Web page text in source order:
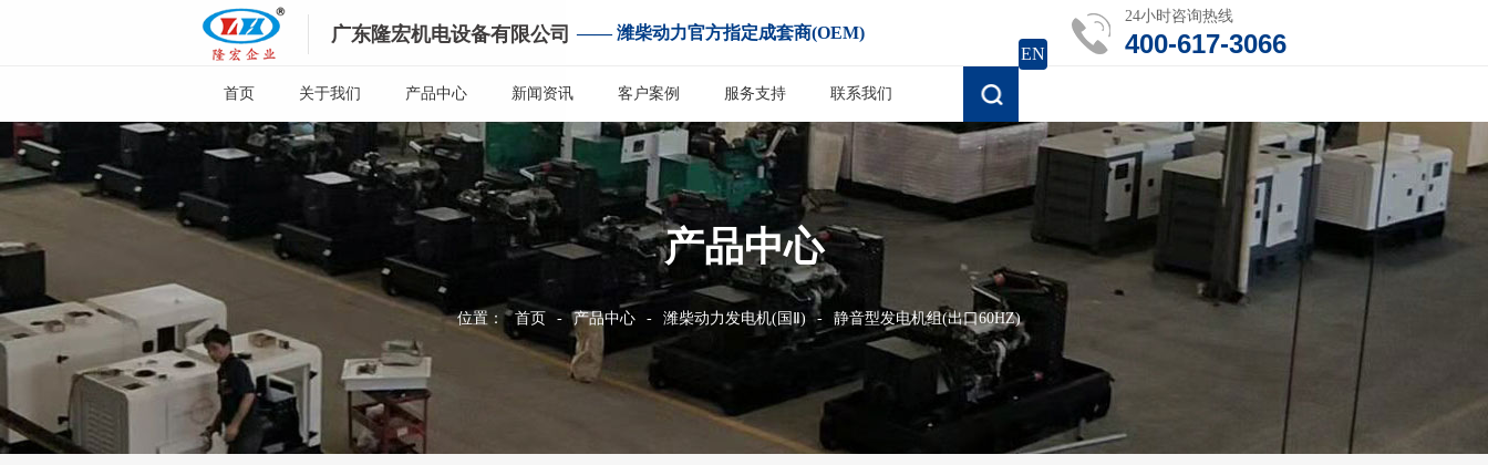
广东隆宏机电设备有限公司
—— 潍柴动力官方指定成套商(OEM)
EN
24小时咨询热线
400-617-3066
首页 关于我们 产品中心 新闻资讯 客户案例 服务支持 联系我们
产品中心
位置： 首页 - 产品中心 - 潍柴动力发电机(国Ⅱ) - 静音型发电机组(出口60HZ)